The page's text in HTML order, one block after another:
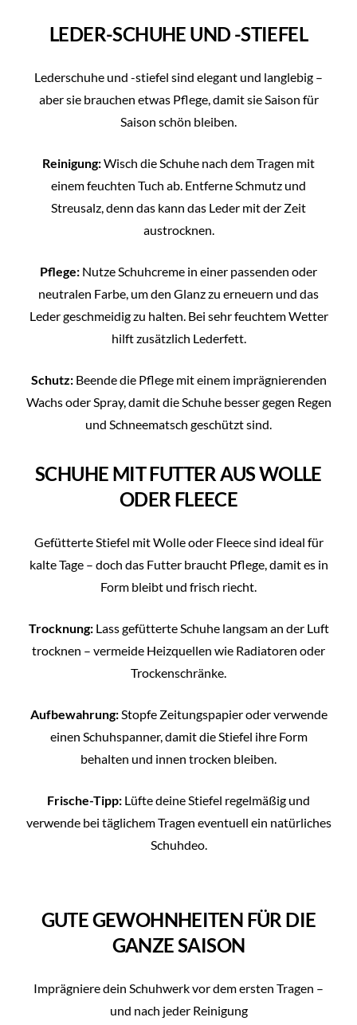
LEDER-SCHUHE UND -STIEFEL
Lederschuhe und -stiefel sind elegant und langlebig –
aber sie brauchen etwas Pflege, damit sie Saison für
Saison schön bleiben.
Reinigung:Wisch die Schuhe nach dem Tragen mit
einem feuchten Tuch ab. Entferne Schmutz und
Streusalz, denn das kann das Leder mit der Zeit
austrocknen.
Pflege: Nutze Schuhcreme in einer passenden oder
neutralen Farbe, um den Glanz zu erneuern und das
Leder geschmeidig zu halten. Bei sehr feuchtem Wetter
hilft zusätzlich Lederfett.
Schutz:Beende die Pflege mit einem imprägnierenden
Wachs oder Spray, damit die Schuhe besser gegen Regen
und Schneematsch geschützt sind.
SCHUHE MIT FUTTER AUS WOLLE
ODER FLEECE
Gefütterte Stiefel mit Wolle oder Fleece sind ideal für
kalte Tage – doch das Futter braucht Pflege, damit es in
Form bleibt und frisch riecht.
Trocknung:Lass gefütterte Schuhe langsam an der Luft
trocknen – vermeide Heizquellen wie Radiatoren oder
Trockenschränke.
Aufbewahrung:Stopfe Zeitungspapier oder verwende
einen Schuhspanner, damit die Stiefel ihre Form
behalten und innen trocken bleiben.
Frische-Tipp: Lüfte deine Stiefel regelmäßig und
verwende bei täglichem Tragen eventuell ein natürliches
Schuhdeo.
GUTE GEWOHNHEITEN FÜR DIE
GANZE SAISON
Imprägniere dein Schuhwerk vor dem ersten Tragen –
und nach jeder Reinigung